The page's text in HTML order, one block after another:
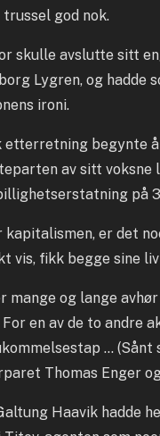
trussel god nok.
skulle avslutte sitt
Lygren, og hadde
ironi.
etterretning begynte
av sitt voksne
på
kapitalismen, er det
vis, fikk begge sine
mange og lange
For en av de to andre
…
Thomas Enger og
Haavik hadde